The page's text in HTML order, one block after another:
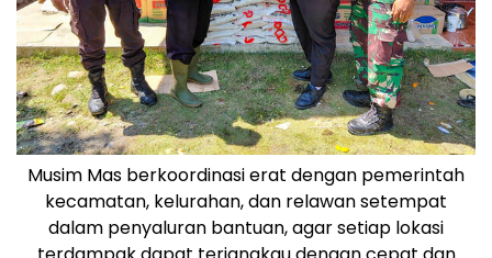
Musim Mas berkoordinasi erat dengan pemerintah
kecamatan, kelurahan, dan relawan setempat
dalam penyaluran bantuan, agar setiap lokasi